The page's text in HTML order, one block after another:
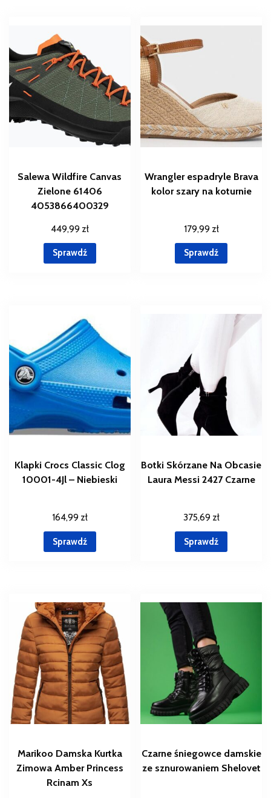
Salewa Wildfire Canvas
Zielone 61406
4053866400329
449,99 zł
Sprawdź
Wrangler espadryle Brava
kolor szary na koturnie
179,99 zł
Sprawdź
Klapki Crocs Classic Clog
10001-4Jl – Niebieski
164,99 zł
Sprawdź
Botki Skórzane Na Obcasie
Laura Messi 2427 Czarne
375,69 zł
Sprawdź
Marikoo Damska Kurtka
Zimowa Amber Princess
Rcinam Xs
Czarne śniegowce damskie
ze sznurowaniem Shelovet